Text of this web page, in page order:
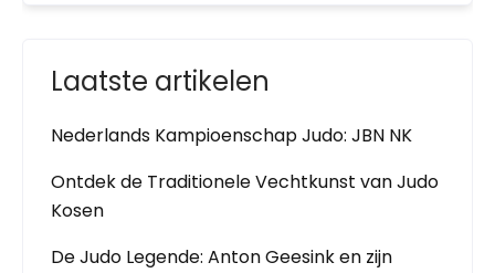
Laatste artikelen
Nederlands Kampioenschap Judo: JBN NK
Ontdek de Traditionele Vechtkunst van Judo
Kosen
De Judo Legende: Anton Geesink en zijn